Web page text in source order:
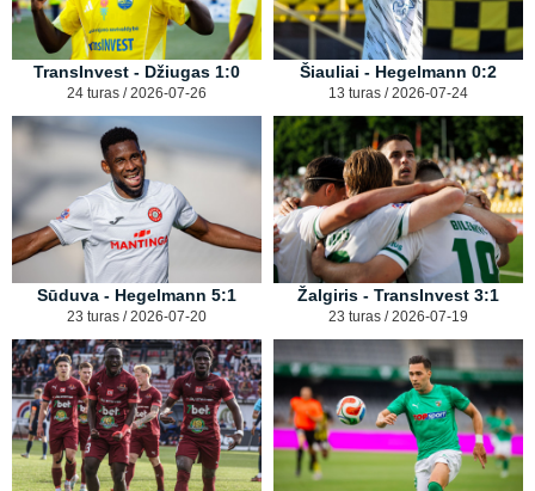
TransInvest - Džiugas 1:0
24 turas / 2026-07-26
Šiauliai - Hegelmann 0:2
13 turas / 2026-07-24
Sūduva - Hegelmann 5:1
23 turas / 2026-07-20
Žalgiris - TransInvest 3:1
23 turas / 2026-07-19